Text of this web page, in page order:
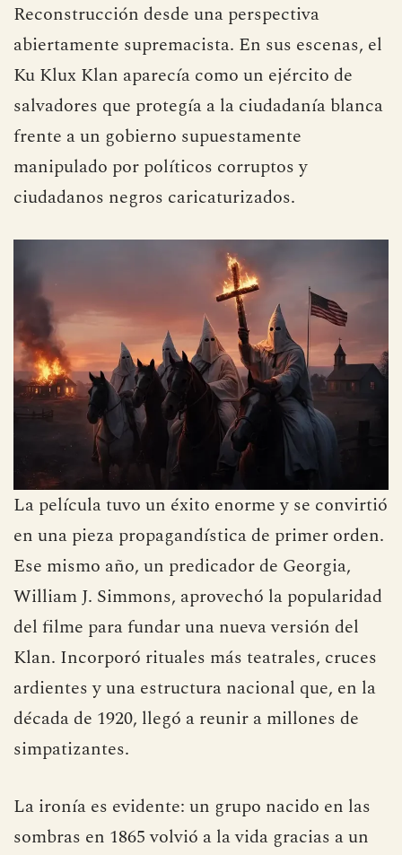
Reconstrucción desde una perspectiva
abiertamente supremacista. En sus escenas, el
Ku Klux Klan aparecía como un ejército de
salvadores que protegía a la ciudadanía blanca
frente a un gobierno supuestamente
manipulado por políticos corruptos y
ciudadanos negros caricaturizados.
La película tuvo un éxito enorme y se convirtió
en una pieza propagandística de primer orden.
Ese mismo año, un predicador de Georgia,
William J. Simmons, aprovechó la popularidad
del filme para fundar una nueva versión del
Klan. Incorporó rituales más teatrales, cruces
ardientes y una estructura nacional que, en la
década de 1920, llegó a reunir a millones de
simpatizantes.
La ironía es evidente: un grupo nacido en las
sombras en 1865 volvió a la vida gracias a un